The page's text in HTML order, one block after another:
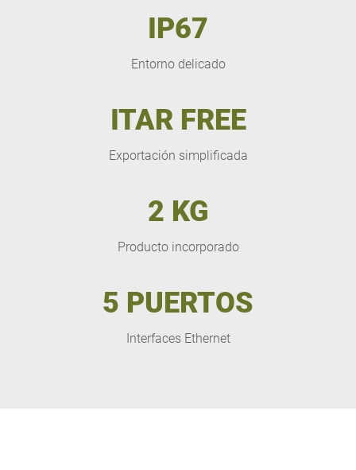
IP67
Entorno delicado
ITAR FREE
Exportación simplificada
2 KG
Producto incorporado
5 PUERTOS
Interfaces Ethernet